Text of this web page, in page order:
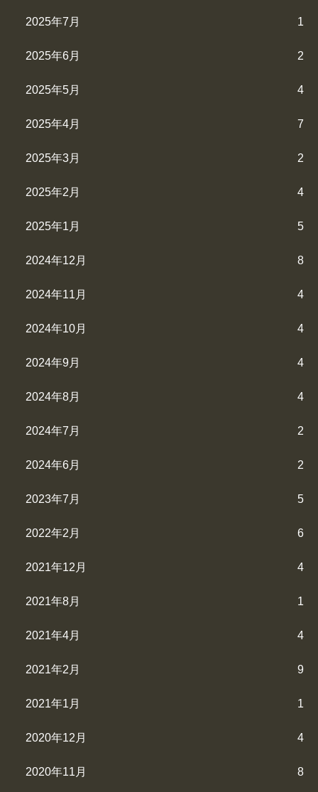
2025年7月 1
2025年6月 2
2025年5月 4
2025年4月 7
2025年3月 2
2025年2月 4
2025年1月 5
2024年12月 8
2024年11月 4
2024年10月 4
2024年9月 4
2024年8月 4
2024年7月 2
2024年6月 2
2023年7月 5
2022年2月 6
2021年12月 4
2021年8月 1
2021年4月 4
2021年2月 9
2021年1月 1
2020年12月 4
2020年11月 8